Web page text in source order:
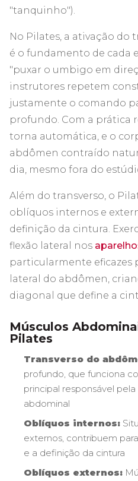
"tanquinho").
No Pilates, a ativação do
é o fundamento de cada
"puxar o umbigo em
instrutores repetem
justamente o comando
profundo. Com a prática
torna automática, e o
abdômen contraído
dia, mesmo fora do
Além do transverso, o
oblíquos internos e
definição da cintura.
flexão lateral nos
particularmente eficazes
lateral do abdômen,
diagonal que define a
Músculos
Pilates
Transverso do
profundo, que funciona
principal responsável
abdominal
Oblíquos internos:
externos, contribuem
e a definição da cintura
Oblíquos externos: